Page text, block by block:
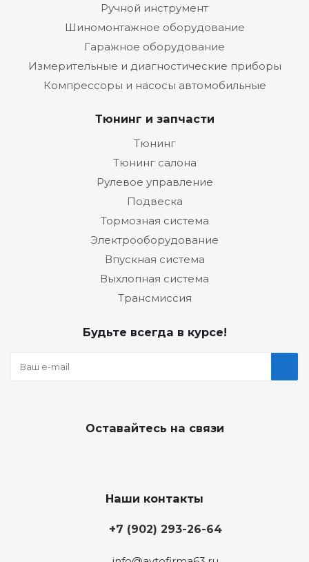
Ручной инструмент
Шиномонтажное оборудование
Гаражное оборудование
Измерительные и диагностические приборы
Компрессоры и насосы автомобильные
Тюнинг и запчасти
Тюнинг
Тюнинг салона
Рулевое управление
Подвеска
Тормозная система
Электрооборудование
Впускная система
Выхлопная система
Трансмиссия
Будьте всегда в курсе!
Оставайтесь на связи
Наши контакты
+7 (902) 293-26-64